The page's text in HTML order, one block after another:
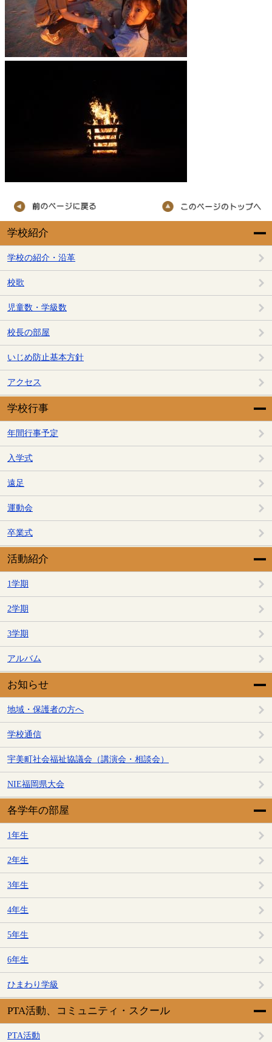
学校紹介
学校の紹介・沿革
校歌
児童数・学級数
校長の部屋
いじめ防止基本方針
アクセス
学校行事
年間行事予定
入学式
遠足
運動会
卒業式
活動紹介
1学期
2学期
3学期
アルバム
お知らせ
地域・保護者の方へ
学校通信
宇美町社会福祉協議会（講演会・相談会）
NIE福岡県大会
各学年の部屋
1年生
2年生
3年生
4年生
5年生
6年生
ひまわり学級
PTA活動、コミュニティ・スクール
PTA活動